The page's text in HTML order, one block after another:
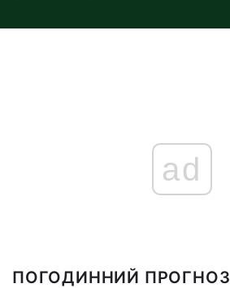
ad
ПОГОДИННИЙ ПРОГНОЗ